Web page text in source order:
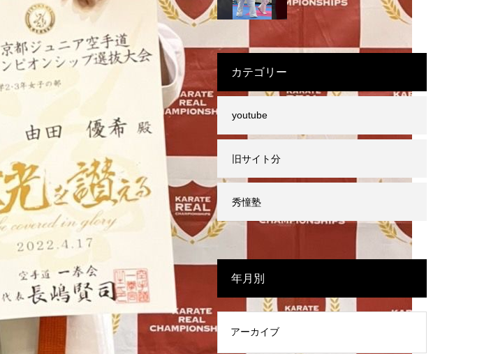
カテゴリー
youtube
旧サイト分
秀憧塾
年月別